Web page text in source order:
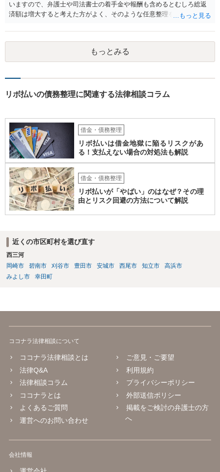
いますので、弁護士や司法書士の着手金や報酬も含めるとむしろ総返
済額は増大すると考えた方がよく、そのような任意整理をしてかえっ
います。 特に「オーバーローンでない不動産」や「売ると高く売却さ
れる自動車」、「２０万円を超える保険解約返戻金がある保険」など
の資産がなければ、個人再生か自己破産を検討する方が良いと思われ
ます。 このような資産があってもなくても、ココナラで最寄りの債務
もっとみる
リボ払いの債務整理に関連する法律相談コラム
借金・債務整理
リボ払いは借金地獄に陥るリスクがあ
る！支払えない場合の対処法も解説
借金・債務整理
リボ払いが「やばい」のはなぜ？その理
由とリスク回避の方法について解説
近くの市区町村を選び直す
西三河
岡崎市
碧南市 刈谷市 豊田市 安城市 西尾市 知立市
高浜市
みよし市
幸田町
ココナラ法律相談について
ココナラ法律相談とは
法律Q&A
法律相談コラム
ココナラとは
よくあるご質問
運営へのお問い合わせ
ご意見・ご要望
利用規約
プライバシーポリシー
外部送信ポリシー
掲載をご検討の弁護士の方
へ
会社情報